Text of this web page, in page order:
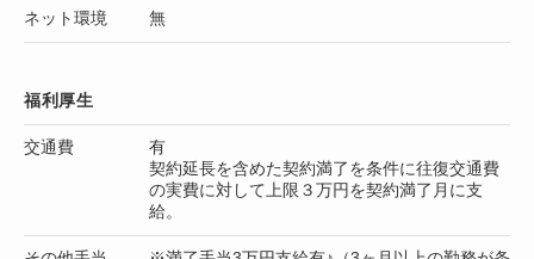
ネット環境 無
福利厚生
交通費
有
契約延長を含めた契約満了を条件に往復交通費
の実費に対して上限３万円を契約満了月に支
給。